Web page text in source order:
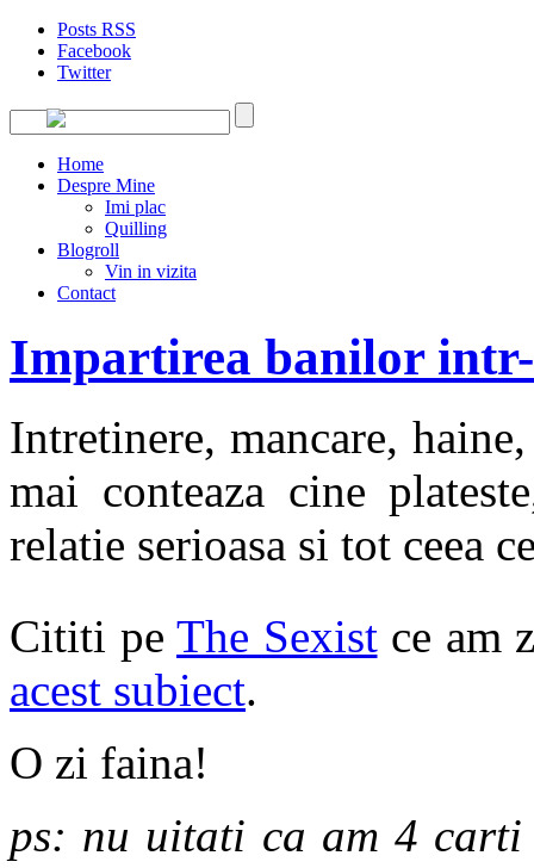
Posts RSS
Facebook
Twitter
Home
Despre Mine
Imi plac
Quilling
Blogroll
Vin in vizita
Contact
Impartirea banilor
Intretinere, mancare,
mai conteaza cine
relatie serioasa si tot ceea
Cititi pe The Sexistce am
acest subiect.
O zi faina!
ps: nu uitati ca am 4 carti